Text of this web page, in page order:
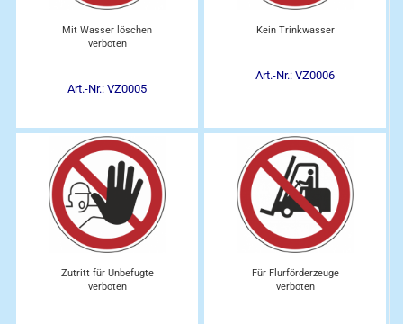
Mit Wasser löschen
verboten
Art.-Nr.: VZ0005
Kein Trinkwasser
Art.-Nr.: VZ0006
Zutritt für Unbefugte
verboten
Für Flurförderzeuge
verboten